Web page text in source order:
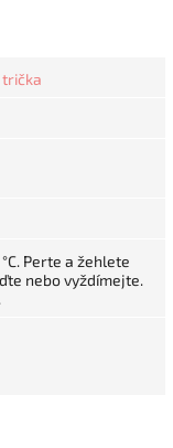
trička
Perte a žehlete
nebo vyždímejte.